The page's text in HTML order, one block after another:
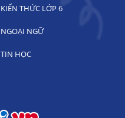
KIẾN THỨC LỚP 6
NGOẠI NGỮ
TIN HỌC